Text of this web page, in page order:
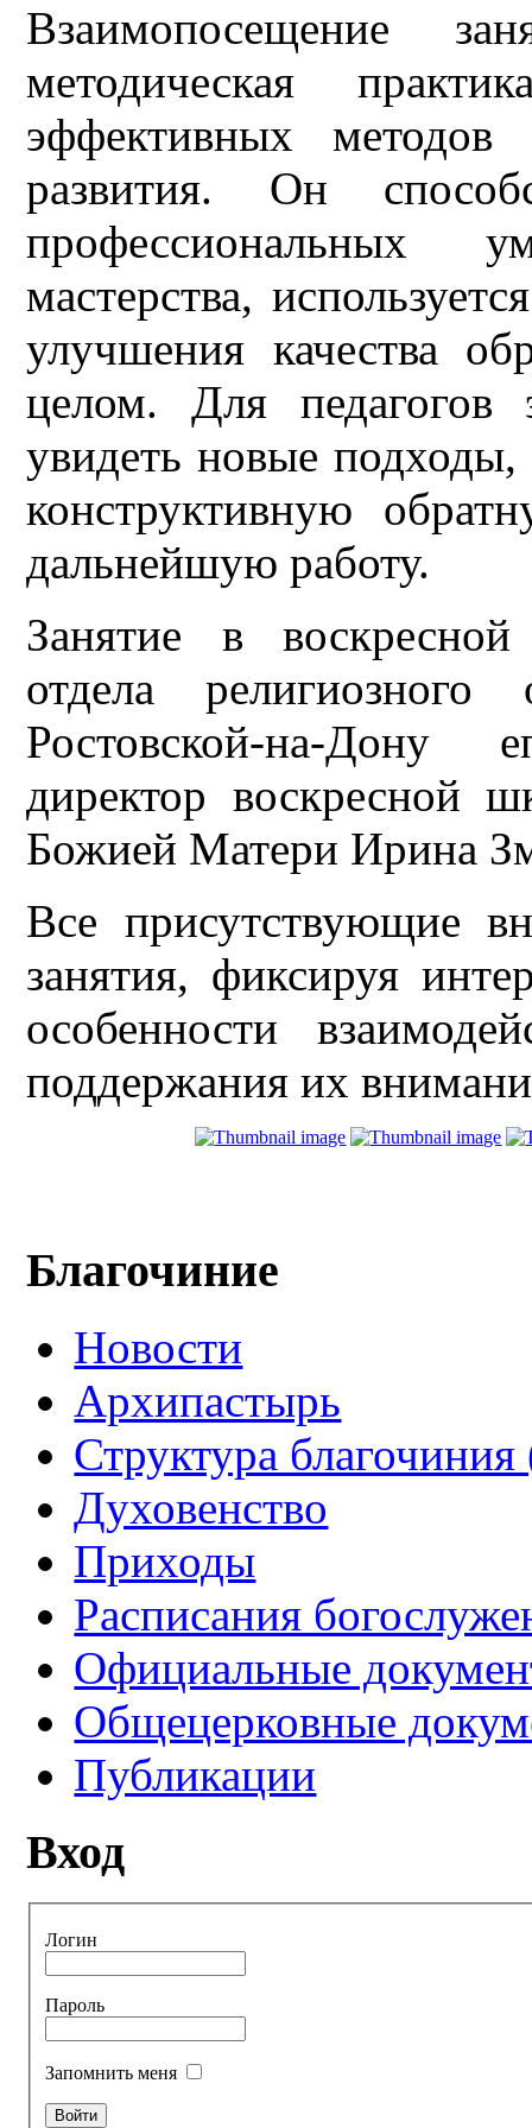
Взаимопосещение
методическая
эффективных методов
развития. Он
профессиональных
мастерства,
улучшения качества
целом. Для педагогов
увидеть новые
конструктивную
дальнейшую работу.
Занятие в
отдела религиозного
Ростовской-на-Дону
директор воскресной
Божией Матери Ирина
Все присутствующие
занятия, фиксируя
особенности
поддержания их
Благочиние
Новости
Архипастырь
Структура
Духовенство
Приходы
Расписания
Официальные
Общецерковные
Публикации
Вход
Логин
Пароль
Запомнить меня